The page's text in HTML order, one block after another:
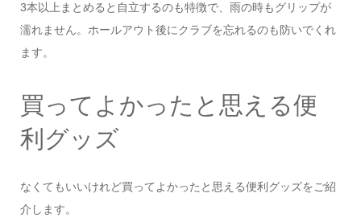
3本以上まとめると自立するのも特徴で、雨の時もグリップが
濡れません。ホールアウト後にクラブを忘れるのも防いでくれ
ます。
買ってよかったと思える便
利グッズ
なくてもいいけれど買ってよかったと思える便利グッズをご紹
介します。